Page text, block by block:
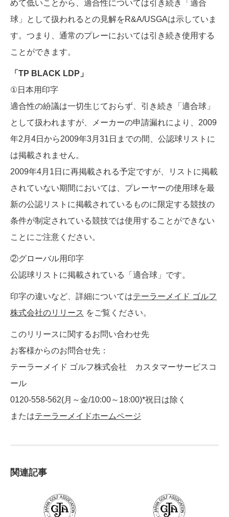
めて低いことから、適合性については引き続き「適合
球」として扱われるとの見解をR&A/USGAは示していま
す。つまり、通常のプレーにおいては引き続き使用する
ことができます。
「TP BLACK LDP」
①日本用印字
適合性の紛議は一切生じておらず、引き続き「適合球」
として扱われますが、メーカーの申請漏れにより、2009
年2月4日から2009年3月31日までの間、公認球リストに
は掲載されません。
2009年4月1日に再掲載される予定ですが、リストに掲載
されていない期間においては、プレーヤーの使用球を最
新の公認リストに掲載されているものに限定する競技の
条件が制定されている競技では使用することができない
ことにご注意ください。
②グローバル用印字
公認球リストに掲載されている「適合球」です。
印字の違いなど、詳細についてはテーラーメイド ゴルフ
株式会社のリリース をご覧ください。
このリリースに関するお問い合わせ先
お客様からのお問合せ先：
テーラーメイド ゴルフ株式会社 カスタマーサービスコ
ール
0120-558-562(月～金/10:00～18:00)*祝日は除く
またはテーラーメイドホームページ
関連記事